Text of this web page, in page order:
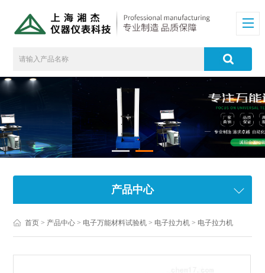
产品中心
首页 > 产品中心 > 电子万能材料试验机 > 电子拉力机 > 电子拉力机